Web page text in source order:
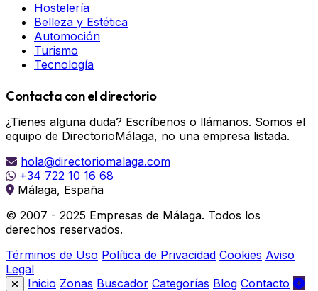
Hostelería
Belleza y Estética
Automoción
Turismo
Tecnología
Contacta con el directorio
¿Tienes alguna duda? Escríbenos o llámanos. Somos el
equipo de DirectorioMálaga, no una empresa listada.
hola@directoriomalaga.com
+34 722 10 16 68
Málaga, España
© 2007 - 2025 Empresas de Málaga. Todos los
derechos reservados.
Términos de Uso Política de Privacidad Cookies Aviso
Legal
Inicio Zonas Buscador Categorías Blog Contacto